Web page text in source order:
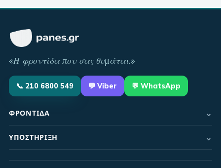
«Η φροντίδα που σας θυμάται.»
📞 210 6800 549 💬 Viber 💬 WhatsApp
ΦΡΟΝΤΊΔΑ ⌄
ΥΠΟΣΤΉΡΙΞΗ ⌄